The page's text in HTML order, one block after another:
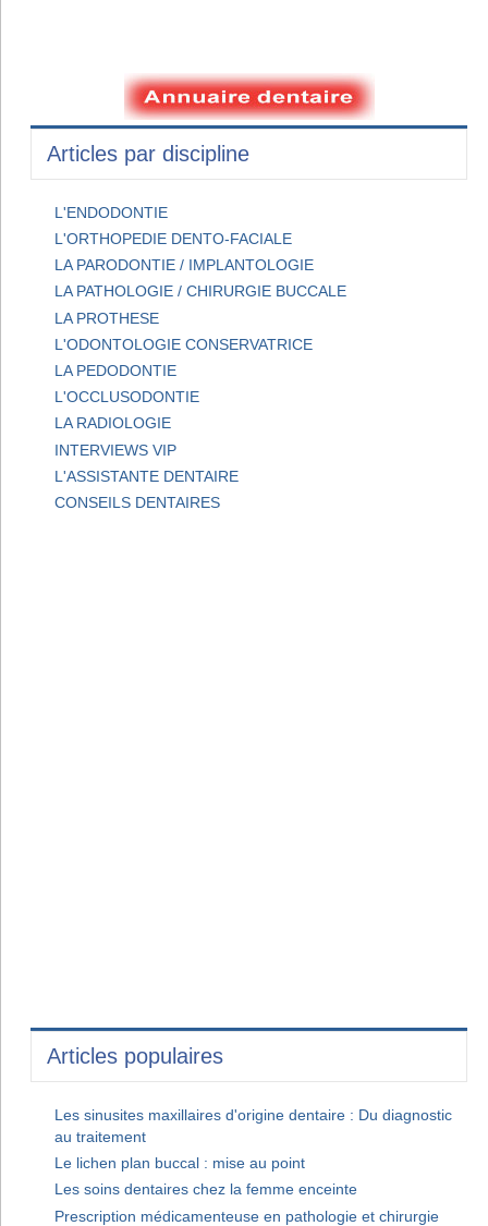
Articles par discipline
L'ENDODONTIE
L'ORTHOPEDIE DENTO-FACIALE
LA PARODONTIE / IMPLANTOLOGIE
LA PATHOLOGIE / CHIRURGIE BUCCALE
LA PROTHESE
L'ODONTOLOGIE CONSERVATRICE
LA PEDODONTIE
L'OCCLUSODONTIE
LA RADIOLOGIE
INTERVIEWS VIP
L'ASSISTANTE DENTAIRE
CONSEILS DENTAIRES
Articles populaires
Les sinusites maxillaires d'origine dentaire : Du diagnostic
au traitement
Le lichen plan buccal : mise au point
Les soins dentaires chez la femme enceinte
Prescription médicamenteuse en pathologie et chirurgie